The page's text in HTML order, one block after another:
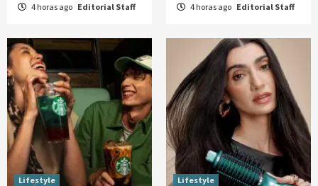
4 horas ago Editorial Staff 4 horas ago Editorial Staff
Lifestyle Lifestyle